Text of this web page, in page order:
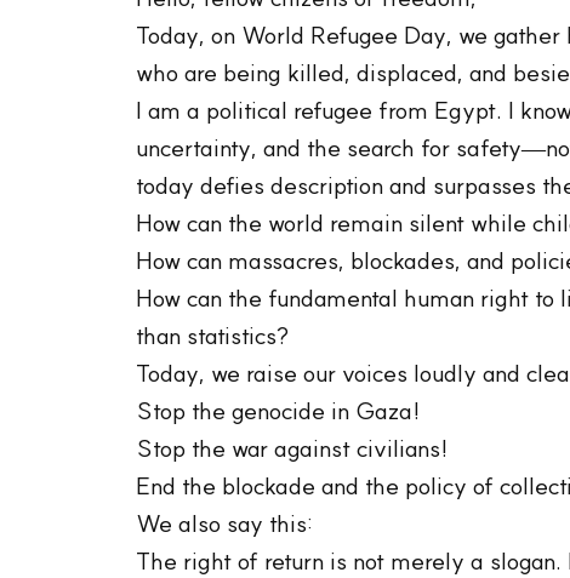
Today, on World Refugee Day, we
who are being killed, displaced, and
I am a political refugee from Egypt. I
uncertainty, and the search for
today defies description and surpasses
How can the world remain silent while
How can massacres, blockades, and
How can the fundamental human right
than statistics?
Today, we raise our voices loudly and
Stop the genocide in Gaza!
Stop the war against civilians!
End the blockade and the policy of
We also say this:
The right of return is not merely a